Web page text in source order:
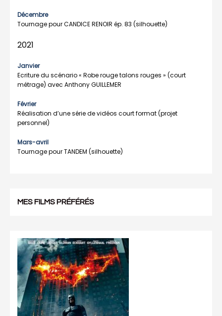
Décembre
Tournage pour CANDICE RENOIR ép. 83 (silhouette)
2021
Janvier
Ecriture du scénario « Robe rouge talons rouges » (court
métrage) avec Anthony GUILLEMER
Février
Réalisation d’une série de vidéos court format (projet
personnel)
Mars-avril
Tournage pour TANDEM (silhouette)
MES FILMS PRÉFÉRÉS